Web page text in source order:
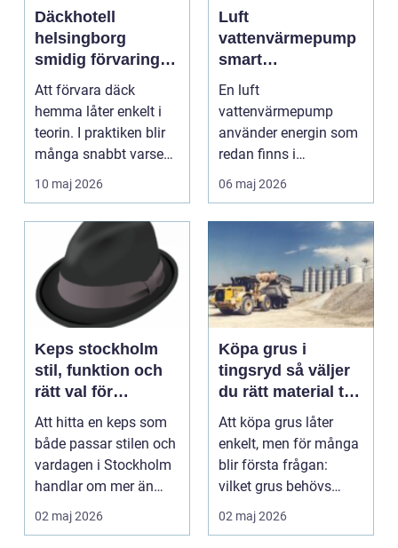
Däckhotell
helsingborg
smidig förvaring
för säkrare
bilkörning året
runt
Att förvara däck
hemma låter enkelt i
teorin. I praktiken blir
många snabbt varse
hur mycket plats f...
10 maj 2026
Luft
vattenvärmepump
smart
uppvärmning för
svenska hem
En luft
vattenvärmepump
använder energin som
redan finns i
utomhusluften för att
värma både hus och ...
06 maj 2026
Keps stockholm
stil, funktion och
rätt val för
stadslivet
Att hitta en keps som
både passar stilen och
vardagen i Stockholm
handlar om mer än
bara rätt färg. ...
02 maj 2026
Köpa grus i
tingsryd så väljer
du rätt material till
ditt projekt
Att köpa grus låter
enkelt, men för många
blir första frågan:
vilket grus behövs
egentligen? I Tings...
02 maj 2026